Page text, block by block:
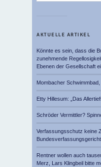
AKTUELLE ARTIKEL
Könnte es sein, dass die
zunehmende
Ebenen der Gesellschaft
Mombacher
Etty Hillesum: „Das
Schröder Vermittler?
Verfassungsschutz keine
Rentner wollen auch
Merz, Lars Klingbeil bitte